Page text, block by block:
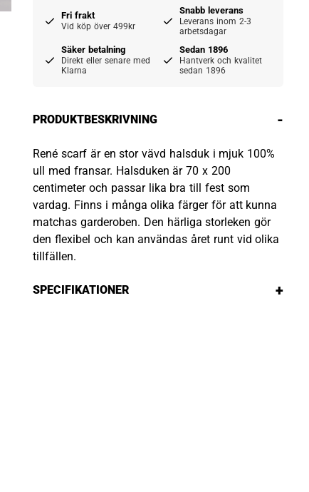
Fri frakt
Vid köp över 499kr
Snabb leverans
Leverans inom 2-3
arbetsdagar
Säker betalning
Direkt eller senare med
Klarna
Sedan 1896
Hantverk och kvalitet
sedan 1896
PRODUKTBESKRIVNING -
René scarf är en stor vävd halsduk i mjuk 100%
ull med fransar. Halsduken är 70 x 200
centimeter och passar lika bra till fest som
vardag. Finns i många olika färger för att kunna
matchas garderoben. Den härliga storleken gör
den flexibel och kan användas året runt vid olika
tillfällen.
SPECIFIKATIONER +